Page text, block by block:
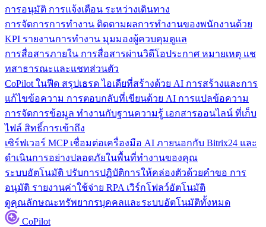
การอนุมัติ การแจ้งเตือน ระหว่างเดินทาง
การจัดการการทำงาน ติดตามผลการทำงานของพนักงานด้วย
KPI รายงานการทำงาน มุมมองผู้ควบคุมดูแล
การสื่อสารภายใน การสื่อสารผ่านวิดีโอประกาศ หมายเหตุ แช
ทสาธารณะและแชทส่วนตัว
CoPilot ในฟีด สรุปเธรด ไอเดียที่สร้างด้วย AI การสร้างและการ
แก้ไขข้อความ การตอบกลับที่เขียนด้วย AI การแปลข้อความ
การจัดการข้อมูล ทำงานกับฐานความรู้ เอกสารออนไลน์ ที่เก็บ
ไฟล์ สิทธิ์การเข้าถึง
เซิร์ฟเวอร์ MCP เชื่อมต่อเครื่องมือ AI ภายนอกกับ Bitrix24 และ
ดำเนินการอย่างปลอดภัยในพื้นที่ทำงานของคุณ
ระบบอัตโนมัติ ปรับการปฏิบัติการให้คล่องตัวด้วยคำขอ การ
อนุมัติ รายงานค่าใช้จ่าย RPA เวิร์กโฟลว์อัตโนมัติ
ดูคุณลักษณะทรัพยากรบุคคลและระบบอัตโนมัติทั้งหมด
CoPilot